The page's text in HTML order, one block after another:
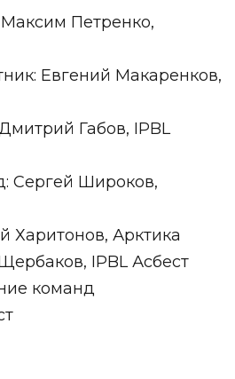
Петренко,
Евгений Макаренков,
Габов, IPBL
Сергей Широков,
Харитонов, Арктика
IPBL Асбест
команд